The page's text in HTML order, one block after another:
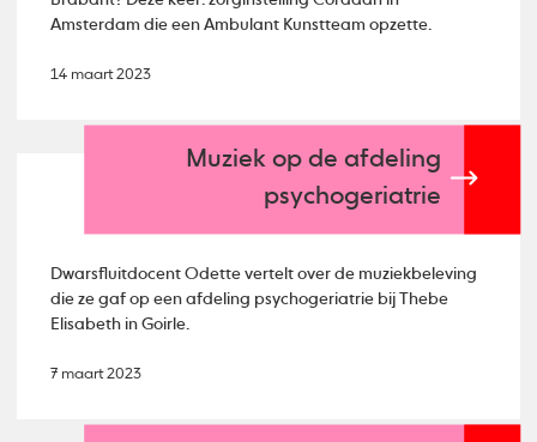
Amsterdam die een Ambulant Kunstteam opzette.
14 maart 2023
Muziek op de afdeling
psychogeriatrie
Dwarsfluitdocent Odette vertelt over de muziekbeleving
die ze gaf op een afdeling psychogeriatrie bij Thebe
Elisabeth in Goirle.
7 maart 2023